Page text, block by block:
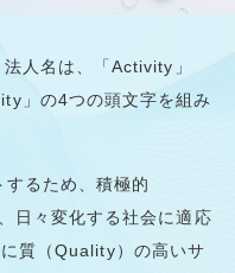
人名は、「Activity」
」の4つの頭文字を組み
するため、積極的
日々変化する社会に適応
質（Quality）の高いサ